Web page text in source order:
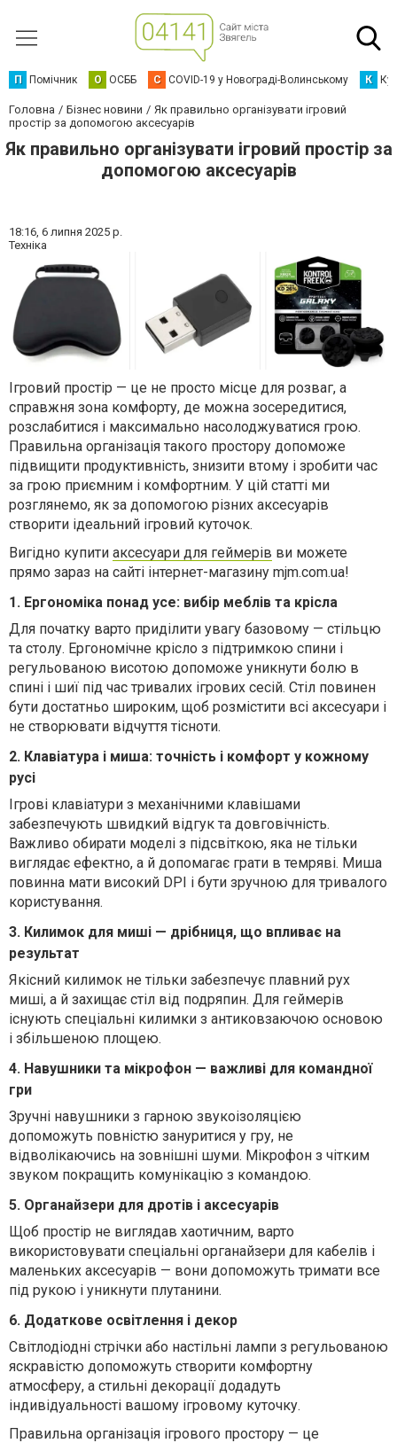
П Помічник О ОСББ C COVID-19 у Новограді-Волинському К
Головна Бізнес новини
Як правильно організувати ігровий
простір за допомогою аксесуарів
Як правильно організувати ігровий простір за
допомогою аксесуарів
18:16, 6 липня 2025 р.
Техніка
Ігровий простір — це не просто місце для розваг, а
справжня зона комфорту, де можна зосередитися,
розслабитися і максимально насолоджуватися грою.
Правильна організація такого простору допоможе
підвищити продуктивність, знизити втому і зробити час
за грою приємним і комфортним. У цій статті ми
розглянемо, як за допомогою різних аксесуарів
створити ідеальний ігровий куточок.
Вигідно купити аксесуари для геймерів ви можете
прямо зараз на сайті інтернет-магазину mjm.com.ua!
1. Ергономіка понад усе: вибір меблів та крісла
Для початку варто приділити увагу базовому — стільцю
та столу. Ергономічне крісло з підтримкою спини і
регульованою висотою допоможе уникнути болю в
спині і шиї під час тривалих ігрових сесій. Стіл повинен
бути достатньо широким, щоб розмістити всі аксесуари і
не створювати відчуття тісноти.
2. Клавіатура і миша: точність і комфорт у кожному
русі
Ігрові клавіатури з механічними клавішами
забезпечують швидкий відгук та довговічність.
Важливо обирати моделі з підсвіткою, яка не тільки
виглядає ефектно, а й допомагає грати в темряві. Миша
повинна мати високий DPI і бути зручною для тривалого
користування.
3. Килимок для миші — дрібниця, що впливає на
результат
Якісний килимок не тільки забезпечує плавний рух
миші, а й захищає стіл від подряпин. Для геймерів
існують спеціальні килимки з антиковзаючою основою
і збільшеною площею.
4. Навушники та мікрофон — важливі для командної
гри
Зручні навушники з гарною звукоізоляцією
допоможуть повністю зануритися у гру, не
відволікаючись на зовнішні шуми. Мікрофон з чітким
звуком покращить комунікацію з командою.
5. Органайзери для дротів і аксесуарів
Щоб простір не виглядав хаотичним, варто
використовувати спеціальні органайзери для кабелів і
маленьких аксесуарів — вони допоможуть тримати все
під рукою і уникнути плутанини.
6. Додаткове освітлення і декор
Світлодіодні стрічки або настільні лампи з регульованою
яскравістю допоможуть створити комфортну
атмосферу, а стильні декорації додадуть
індивідуальності вашому ігровому куточку.
Правильна організація ігрового простору — це